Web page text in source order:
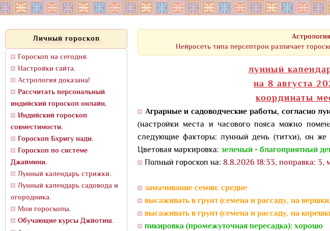
Личный гороскоп
Гороскоп на сегодня.
Настройки сайта.
Астрология доказана!
Рассчитать персональный
индийский гороскоп онлайн.
Индийский гороскоп
совместимости.
Гороскоп Бхригу нади.
Гороскоп по системе
Джаймини.
Лунный календарь стрижки.
Лунный календарь садовода и
огородника.
Мои гороскопы.
Обучающие курсы Джйотиш.
Нейросеть типа персептрон различает
лунный
на 8 августа
координаты
Аграрные и садоводческие работы, согласно
(настройки места и часового пояса можно
следующие факторы: лунный день (титхи), он
Цветовая маркировка: зеленый - благоприятный
Полный гороскоп на: 8.8.2026 18:33, поправка: 3,
замачивание семян: средне
высаживать в грунт (семена и рассаду, на
высаживать в грунт (семена и рассаду, на
пикировка (промежуточная пересадка): хорошо